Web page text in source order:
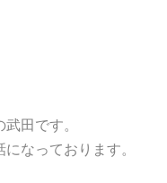
田です。
なっております。